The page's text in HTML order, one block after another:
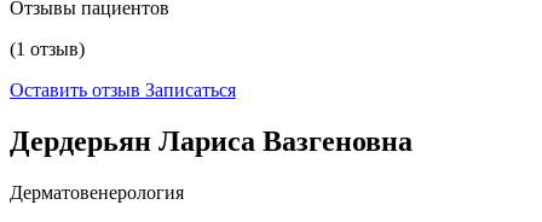
Отзывы пациентов
(1 отзыв)
Оставить отзыв Записаться
Дердерьян Лариса Вазгеновна
Дерматовенерология